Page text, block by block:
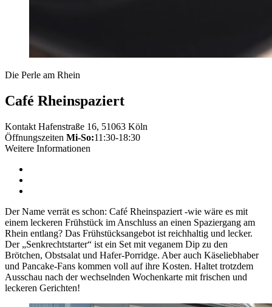
Die Perle am Rhein
Café Rheinspaziert
Kontakt Hafenstraße 16, 51063 Köln
Öffnungszeiten Mi-So:11:30-18:30
Weitere Informationen
Der Name verrät es schon: Café Rheinspaziert -wie wäre es mit
einem leckeren Frühstück im Anschluss an einen Spaziergang am
Rhein entlang? Das Frühstücksangebot ist reichhaltig und lecker.
Der „Senkrechtstarter“ ist ein Set mit veganem Dip zu den
Brötchen, Obstsalat und Hafer-Porridge. Aber auch Käseliebhaber
und Pancake-Fans kommen voll auf ihre Kosten. Haltet trotzdem
Ausschau nach der wechselnden Wochenkarte mit frischen und
leckeren Gerichten!